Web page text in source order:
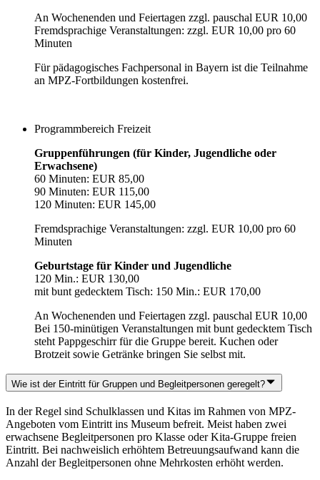
An Wochenenden und Feiertagen zzgl. pauschal EUR 10,00
Fremdsprachige Veranstaltungen: zzgl. EUR 10,00 pro 60
Minuten
Für pädagogisches Fachpersonal in Bayern ist die Teilnahme
an MPZ-Fortbildungen kostenfrei.
Programmbereich Freizeit
Gruppenführungen (für Kinder, Jugendliche oder
Erwachsene)
60 Minuten: EUR 85,00
90 Minuten: EUR 115,00
120 Minuten: EUR 145,00
Fremdsprachige Veranstaltungen: zzgl. EUR 10,00 pro 60
Minuten
Geburtstage für Kinder und Jugendliche
120 Min.: EUR 130,00
mit bunt gedecktem Tisch: 150 Min.: EUR 170,00
An Wochenenden und Feiertagen zzgl. pauschal EUR 10,00
Bei 150-minütigen Veranstaltungen mit bunt gedecktem Tisch
steht Pappgeschirr für die Gruppe bereit. Kuchen oder
Brotzeit sowie Getränke bringen Sie selbst mit.
Wie ist der Eintritt für Gruppen und Begleitpersonen geregelt?
In der Regel sind Schulklassen und Kitas im Rahmen von MPZ-
Angeboten vom Eintritt ins Museum befreit. Meist haben zwei
erwachsene Begleitpersonen pro Klasse oder Kita-Gruppe freien
Eintritt. Bei nachweislich erhöhtem Betreuungsaufwand kann die
Anzahl der Begleitpersonen ohne Mehrkosten erhöht werden.